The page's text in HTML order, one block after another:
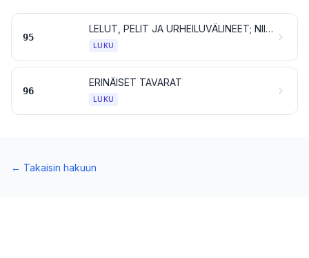
95
LELUT, PELIT JA URHEILUVÄLINEET; NIIDEN OSAT JA TARVIKKEET
LUKU
96
ERINÄISET TAVARAT
LUKU
← Takaisin hakuun